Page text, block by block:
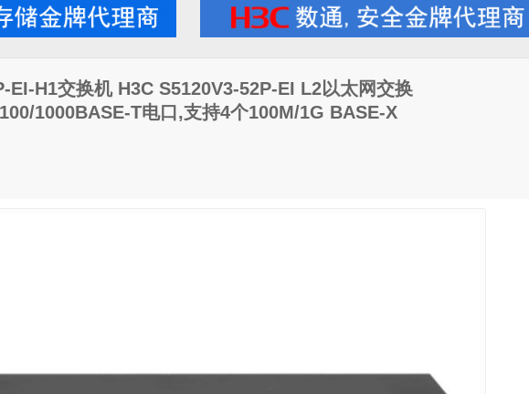
EI-H1交换机 H3C S5120V3-52P-EI L2以太网交换
1000BASE-T电口,支持4个100M/1G BASE-X